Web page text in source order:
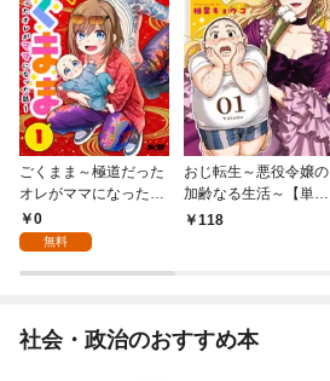
ごくまま～極道だった
オレがママになった話
～【単話】（１）
0
無料
おじ転生～悪役令嬢の
加齢なる生活～【単
話】（１）
118
社会・政治のおすすめ本